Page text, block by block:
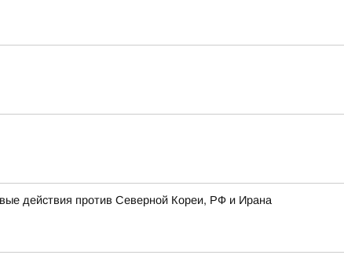
действия против Северной Кореи, РФ и Ирана